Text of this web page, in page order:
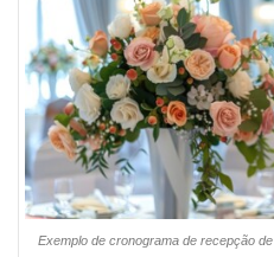
Exemplo de cronograma de recepção